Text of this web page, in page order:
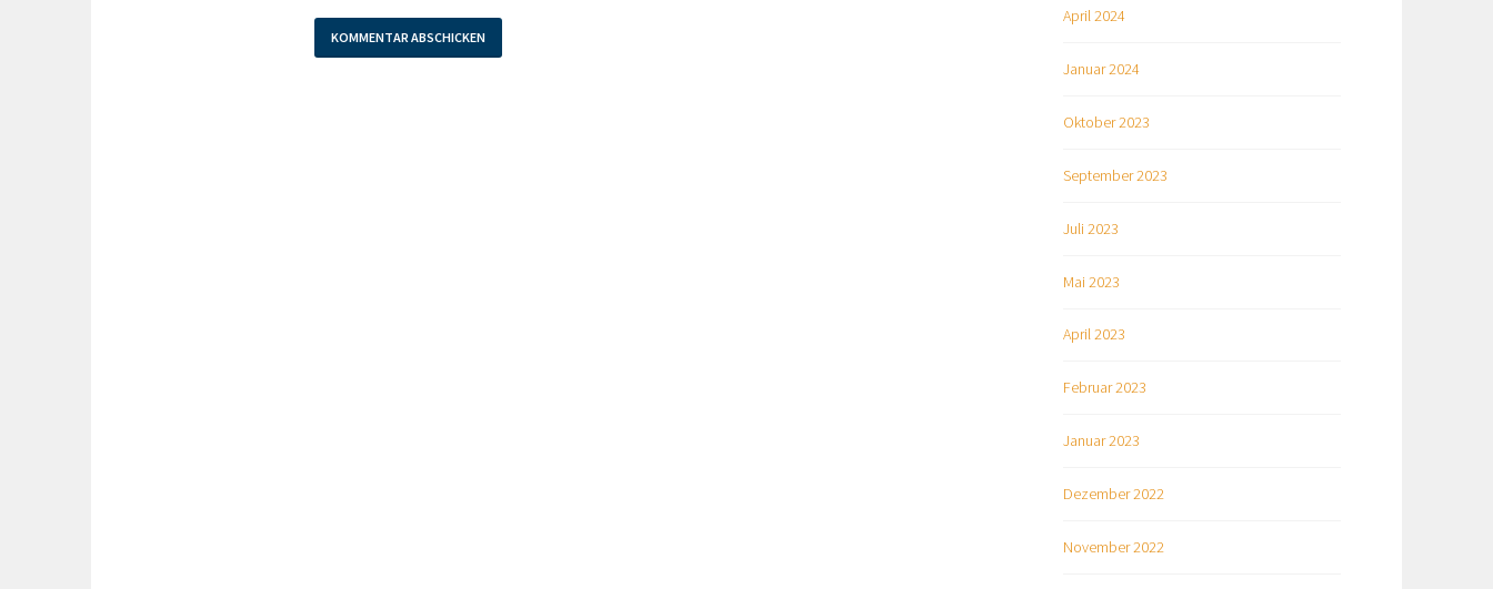
April 2024
Januar 2024
Oktober 2023
September 2023
Juli 2023
Mai 2023
April 2023
Februar 2023
Januar 2023
Dezember 2022
November 2022